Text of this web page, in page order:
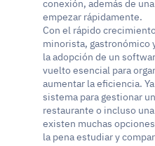
conexión, además de
empezar rápidamente.
Con el rápido
minorista, gastronómico
la adopción de un
vuelto esencial para
aumentar la eficiencia.
sistema para gestionar
restaurante o incluso
existen muchas
la pena estudiar y